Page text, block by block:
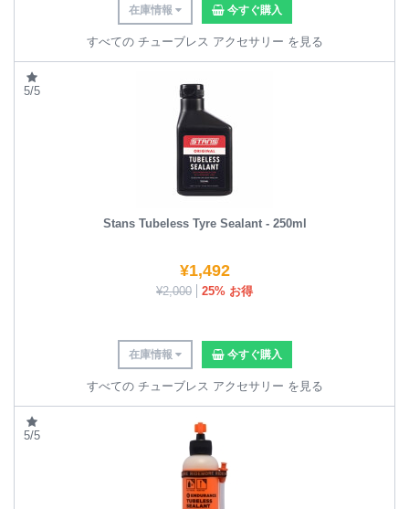
在庫情報 今すぐ購入
すべての チューブレス アクセサリー を見る
5/5
Stans Tubeless Tyre Sealant - 250ml
¥1,492
¥2,000 25% お得
在庫情報 今すぐ購入
すべての チューブレス アクセサリー を見る
5/5